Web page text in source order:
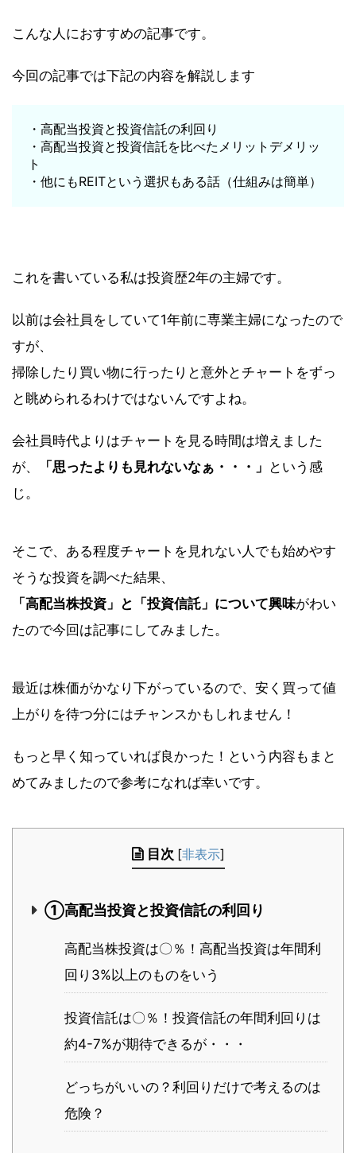
こんな人におすすめの記事です。
今回の記事では下記の内容を解説します
・高配当投資と投資信託の利回り
・高配当投資と投資信託を比べたメリットデメリッ
ト
・他にもREITという選択もある話（仕組みは簡単）
これを書いている私は投資歴2年の主婦です。
以前は会社員をしていて1年前に専業主婦になったので
すが、
掃除したり買い物に行ったりと意外とチャートをずっ
と眺められるわけではないんですよね。
会社員時代よりはチャートを見る時間は増えました
が、
「思ったよりも見れないなぁ・・・」 という感
じ。
そこで、ある程度チャートを見れない人でも始めやす
そうな投資を調べた結果、
「高配当株投資」と「投資信託」について興味がわい
たので今回は記事にしてみました。
最近は株価がかなり下がっているので、安く買って値
上がりを待つ分にはチャンスかもしれません！
もっと早く知っていれば良かった！という内容もまと
めてみましたので参考になれば幸いです。
目次 [非表示]
①高配当投資と投資信託の利回り
高配当株投資は〇％！高配当投資は年間利
回り3%以上のものをいう
投資信託は〇％！投資信託の年間利回りは
約4-7%が期待できるが・・・
どっちがいいの？利回りだけで考えるのは
危険？